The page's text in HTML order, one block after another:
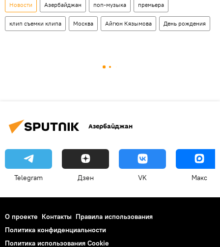
Новости Азербайджан поп-музыка премьера
клип съемки клипа Москва Айгюн Кязымова День рождения
Азербайджан
Telegram Дзен VK Макс
О проекте Контакты Правила использования
Политика конфиденциальности
Политика использования Cookie